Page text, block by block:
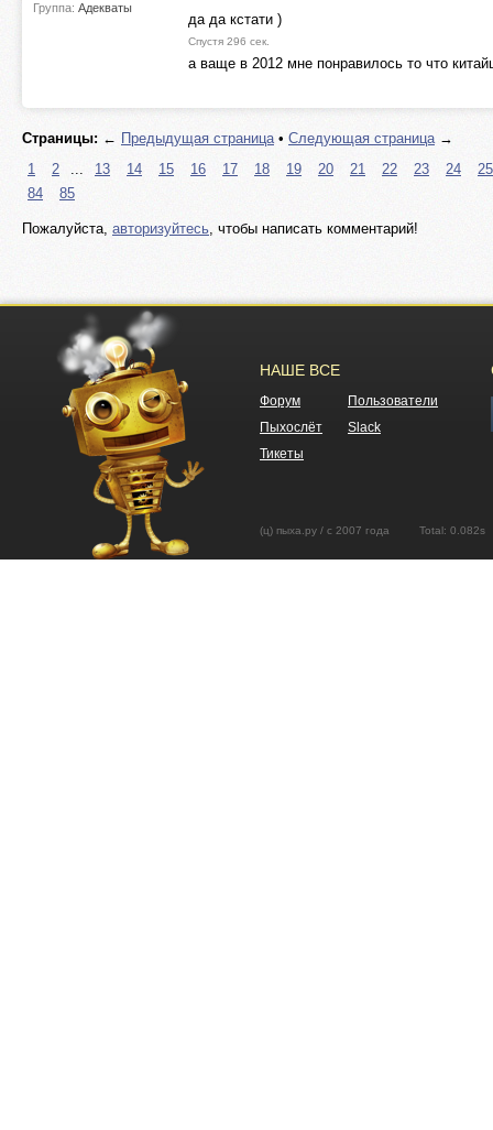
Группа: Адекваты
да да кстати )
Спустя 296 сек.
а ваще в 2012 мне понравилось то что
Страницы: ← Предыдущая страница• Следующая страница→
1
2 ... 13 14 15 16 17 18 19 20 21 22 23 24
25
84
85
Пожалуйста, авторизуйтесь, чтобы написать комментарий!
НАШЕ ВСЕ
Форум
Пользователи
Пыхослёт
Slack
Тикеты
(ц) пыха.ру / с 2007 года Total: